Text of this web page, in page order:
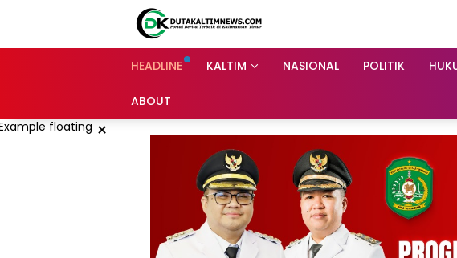
HEADLINE KALTIM NASIONAL POLITIK
ABOUT
×